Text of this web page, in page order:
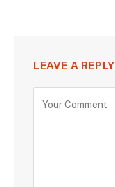
LEAVE A REPLY